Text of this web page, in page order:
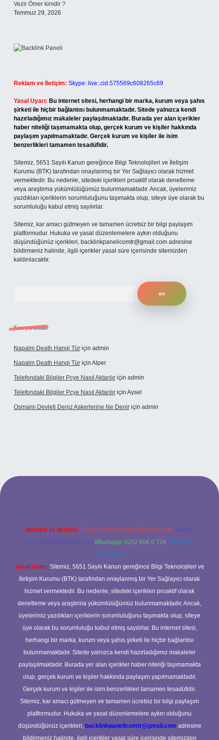
Vezir Ömer kimdir ?
Temmuz 29, 2026
Reklam ve İletişim: Skype: live:.cid.575569c608265c69
Yasal Uyarı: Bu internet sitesi, herhangi bir marka, kurum veya şahıs
şirketi ile hiçbir bağlantısı bulunmamaktadır. Sitede yalnızca kendi
hazırladığımız makaleler paylaşılmaktadır. Burada yer alan içerikler
haber niteliği taşımamakta olup, gerçek kurum ve kişiler hakkında
paylaşım yapılmamaktadır. Gerçek kurum ve kişiler ile isim
benzerlikleri tamamen tesadüfidir.
Sitemiz, 5651 Sayılı Kanun gereğince Bilgi Teknolojileri ve İletişim
Kurumu (BTK) tarafından onaylanmış bir Yer Sağlayıcı olarak hizmet
vermektedir. Bu nedenle, sitedeki içerikleri proaktif olarak denetleme
veya araştırma yükümlülüğümüz bulunmamaktadır. Ancak, üyelerimiz
yazdıkları içeriklerin sorumluluğunu taşımakta olup, siteye üye olarak bu
sorumluluğu kabul etmiş sayılırlar.
Sitemiz, kar amacı gütmeyen ve tamamen ücretsiz bir bilgi paylaşım
platformudur. Hukuka ve yasal düzenlemelere aykırı olduğunu
düşündüğünüz içerikleri, backlinkpanelicomtr@gmail.com adresine
bildirmeniz halinde, ilgili içerikler yasal süre içerisinde sitemizden
kaldırılacaktır.
Son yorumlar
Napalm Death Hangi Tür için admin
Napalm Death Hangi Tür için Alper
Telefondaki Bilgiler Pcye Nasıl Aktarılır için admin
Telefondaki Bilgiler Pcye Nasıl Aktarılır için Aysel
Osmanlı Devleti Deniz Askerlerine Ne Denir için admin
giriş
Reklam ve İletişim: E-mail: backlinkpaneli@gmail.com Teams:
forumhizmeti@gmail.com Whatsapp: 0262 606 0 726 Telegram:
@karabul
Yasal Uyarı: Sitemiz, 5651 Sayılı Kanun gereğince Bilgi Teknolojileri ve
İletişim Kurumu (BTK) tarafından onaylanmış bir Yer Sağlayıcı olarak
hizmet vermektedir. Bu nedenle, sitedeki içerikleri proaktif olarak
denetleme veya araştırma yükümlülüğümüz bulunmamaktadır. Ancak,
üyelerimiz yazdıkları içeriklerin sorumluluğunu taşımakta olup, siteye
üye olarak bu sorumluluğu kabul etmiş sayılırlar. Bu internet sitesi,
herhangi bir marka, kurum veya şahıs şirketi ile hiçbir bağlantısı
bulunmamaktadır. Sitede yalnızca kendi hazırladığımız makaleler
paylaşılmaktadır. Burada yer alan içerikler haber niteliği taşımamakta
olup, gerçek kurum ve kişiler hakkında paylaşım yapılmamaktadır.
Gerçek kurum ve kişiler ile isim benzerlikleri tamamen tesadüfidir.
Sitemiz, kar amacı gütmeyen ve tamamen ücretsiz bir bilgi paylaşım
platformudur. Hukuka ve yasal düzenlemelere aykırı olduğunu
düşündüğünüz içerikleri, backlinkpanelicomtr@gmail.com adresine
bildirmeniz halinde, ilgili içerikler yasal süre içerisinde sitemizden